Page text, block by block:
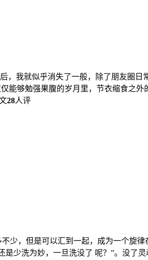
，我就似乎消失了一般，除了朋友圈
能够勉强果腹的岁月里，节衣缩食之
28人评
不少，但是可以汇到一起，成为一个旋
少洗为妙，一旦洗没了 呢？”。没了